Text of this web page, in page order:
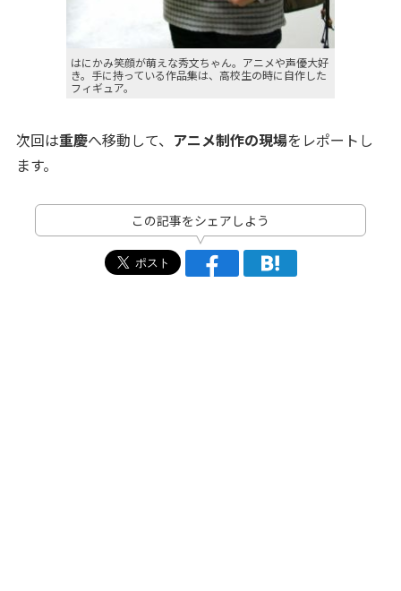
はにかみ笑顔が萌えな秀文ちゃん。アニメや声優大好
き。手に持っている作品集は、高校生の時に自作した
フィギュア。
次回は重慶へ移動して、 アニメ制作の現場をレポートし
ます。
この記事をシェアしよう